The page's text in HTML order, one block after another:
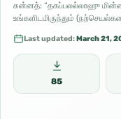
சுன்னத்: “தகப்பலல்லாஹு
உங்களிடமிருந்தும்
Last updated:March 21,
85